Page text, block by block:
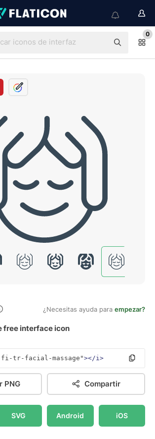
0
¿Necesitas ayuda para empezar?
free interface icon
tr-facial-massage"></i>
PNG Compartir
SVG Android iOS